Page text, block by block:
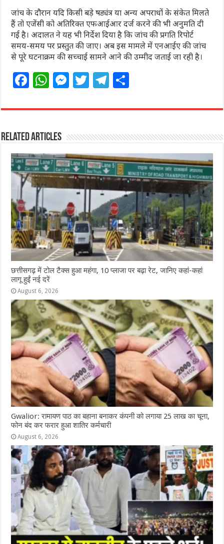
जांच के दौरान यदि किसी बड़े षड्यंत्र या अन्य अपराधों के संकेत मिलते
हैं तो एजेंसी को अतिरिक्त एफआईआर दर्ज करने की भी अनुमति दी
गई है। अदालत ने यह भी निर्देश दिया है कि जांच की प्रगति रिपोर्ट
समय-समय पर प्रस्तुत की जाए। अब इस मामले में एनआईए की जांच
से पूरे घटनाक्रम की सच्चाई सामने आने की उम्मीद जताई जा रही है।
F
c
e
b
o
o
k
W
at
s
A
p
p
M
ss
n
g
e
r
T
itt
r
T
e
ra
m
ar
Related Articles
छत्तीसगढ़ में टोल टैक्स हुआ महंगा, 10 प्लाजा पर बढ़ा रेट, जानिए कहां-कहां
लागू हुईं नई दरें
August 6, 2026
Gwalior: रामायण पाठ का बहाना बनाकर कंपनी को लगाया 25 लाख का चूना,
फोन बंद कर फरार हुआ शातिर कर्मचारी
August 6, 2026